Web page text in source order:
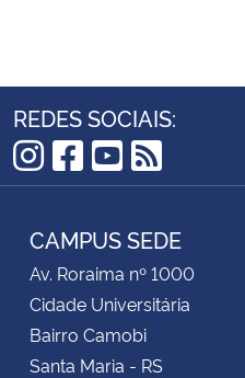
REDES SOCIAIS:
Instagram
Facebook
YouTube
RSS
CAMPUS SEDE
Av. Roraima nº 1000
Cidade Universitária
Bairro Camobi
Santa Maria - RS